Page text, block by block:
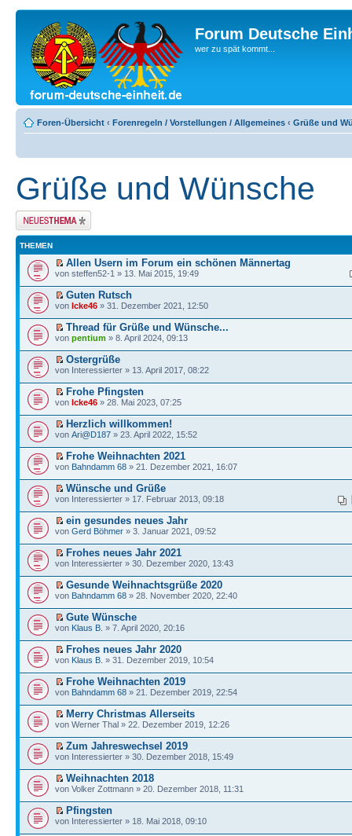
Forum Deutsche
wer zu spät kommt...
Foren-Übersicht ‹ Forenregeln / Vorstellungen / Allgemeines ‹ Grüße und
Grüße und Wünsche
Neues Thema
erstellen
THEMEN
Allen Usern im Forum ein schönen Männertag
von steffen52-1 » 13. Mai 2015, 19:49
Guten Rutsch
von Icke46 » 31. Dezember 2021, 12:50
Thread für Grüße und Wünsche...
von pentium » 8. April 2024, 09:13
Ostergrüße
von Interessierter » 13. April 2017, 08:22
Frohe Pfingsten
von Icke46 » 28. Mai 2023, 07:25
Herzlich willkommen!
von Ari@D187 » 23. April 2022, 15:52
Frohe Weihnachten 2021
von Bahndamm 68 » 21. Dezember 2021, 16:07
Wünsche und Grüße
von Interessierter » 17. Februar 2013, 09:18
ein gesundes neues Jahr
von Gerd Böhmer » 3. Januar 2021, 09:52
Frohes neues Jahr 2021
von Interessierter » 30. Dezember 2020, 13:43
Gesunde Weihnachtsgrüße 2020
von Bahndamm 68 » 28. November 2020, 22:40
Gute Wünsche
von Klaus B. » 7. April 2020, 20:16
Frohes neues Jahr 2020
von Klaus B. » 31. Dezember 2019, 10:54
Frohe Weihnachten 2019
von Bahndamm 68 » 21. Dezember 2019, 22:54
Merry Christmas Allerseits
von Werner Thal » 22. Dezember 2019, 12:26
Zum Jahreswechsel 2019
von Interessierter » 30. Dezember 2018, 15:49
Weihnachten 2018
von Volker Zottmann » 20. Dezember 2018, 11:31
Pfingsten
von Interessierter » 18. Mai 2018, 09:10